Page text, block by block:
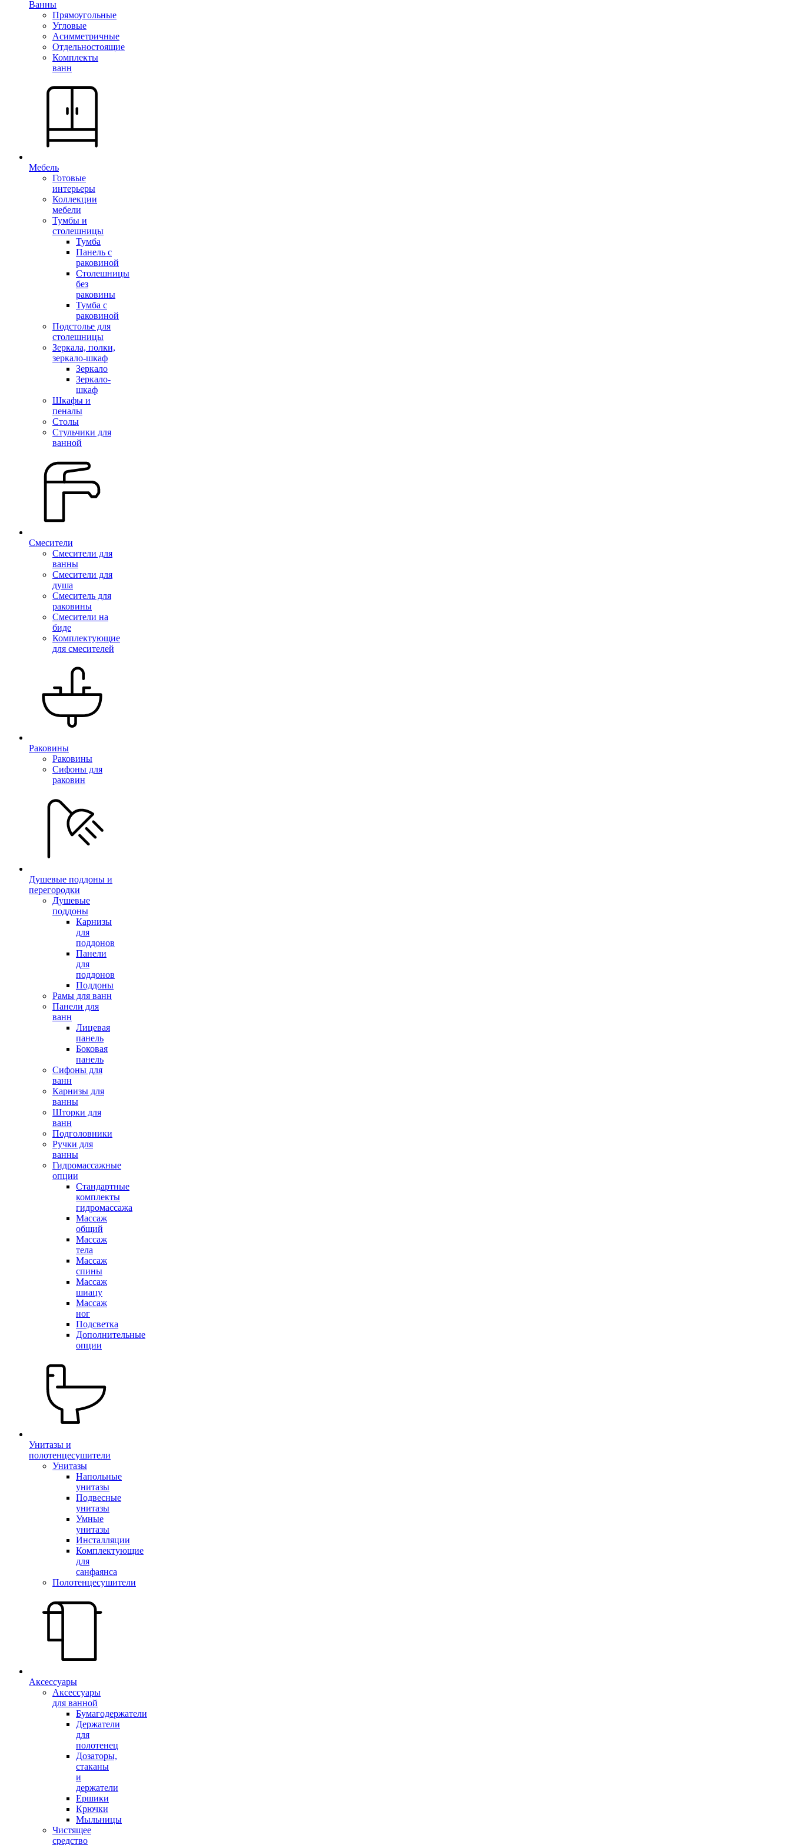
Ванны
Прямоугольные
Угловые
Асимметричные
Отдельностоящие
Комплекты
ванн
Мебель
Готовые
интерьеры
Коллекции
мебели
Тумбы и
столешницы
Тумба
Панель с
раковиной
Столешницы
без
раковины
Тумба с
раковиной
Подстолье для
столешницы
Зеркала, полки,
зеркало-шкаф
Зеркало
Зеркало-
шкаф
Шкафы и
пеналы
Столы
Стульчики для
ванной
Смесители
Смесители для
ванны
Смесители для
душа
Смеситель для
раковины
Смесители на
биде
Комплектующие
для смесителей
Раковины
Раковины
Сифоны для
раковин
Душевые поддоны и
перегородки
Душевые
поддоны
Карнизы
для
поддонов
Панели
для
поддонов
Поддоны
Рамы для ванн
Панели для
ванн
Лицевая
панель
Боковая
панель
Сифоны для
ванн
Карнизы для
ванны
Шторки для
ванн
Подголовники
Ручки для
ванны
Гидромассажные
опции
Стандартные
комплекты
гидромассажа
Массаж
общий
Массаж
тела
Массаж
спины
Массаж
шиацу
Массаж
ног
Подсветка
Дополнительные
опции
Унитазы и
полотенцесушители
Унитазы
Напольные
унитазы
Подвесные
унитазы
Умные
унитазы
Инсталляции
Комплектующие
для
санфаянса
Полотенцесушители
Аксессуары
Аксессуары
для ванной
Бумагодержатели
Держатели
для
полотенец
Дозаторы,
стаканы
и
держатели
Ершики
Крючки
Мыльницы
Чистящее
средство